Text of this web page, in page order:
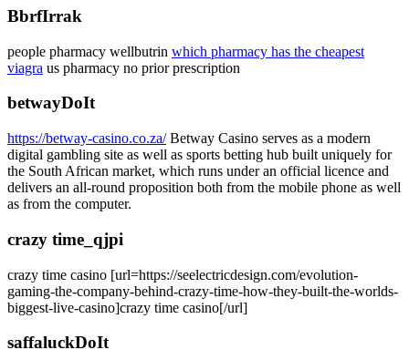
BbrfIrrak
people pharmacy wellbutrin which pharmacy has the cheapest
viagra us pharmacy no prior prescription
betwayDoIt
https://betway-casino.co.za/Betway Casino serves as a modern
digital gambling site as well as sports betting hub built uniquely for
the South African market, which runs under an official licence and
delivers an all-round proposition both from the mobile phone as well
as from the computer.
crazy time_qjpi
crazy time casino [url=https://seelectricdesign.com/evolution-
gaming-the-company-behind-crazy-time-how-they-built-the-worlds-
biggest-live-casino]crazy time casino[/url]
saffaluckDoIt